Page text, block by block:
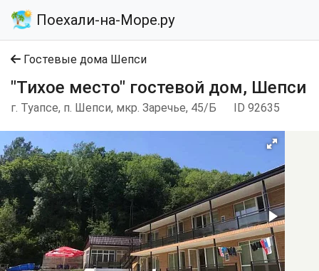
Поехали-на-Море.ру
Гостевые дома Шепси
"Тихое место" гостевой дом, Шепси
г. Туапсе, п. Шепси, мкр. Заречье, 45/Б ID 92635